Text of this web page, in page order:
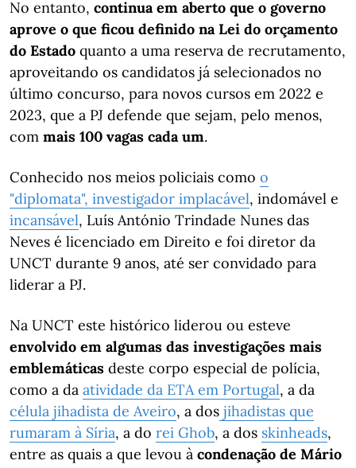
No entanto, continua em aberto que o governo
aprove o que ficou definido na Lei do orçamento
do Estado quanto a uma reserva de recrutamento,
aproveitando os candidatos já selecionados no
último concurso, para novos cursos em 2022 e
2023, que a PJ defende que sejam, pelo menos,
com mais 100 vagas cada um.
Conhecido nos meios policiais como o
"diplomata", investigador implacável, indomável e
incansável, Luís António Trindade Nunes das
Neves é licenciado em Direito e foi diretor da
UNCT durante 9 anos, até ser convidado para
liderar a PJ.
Na UNCT este histórico liderou ou esteve
envolvido em algumas das investigações mais
emblemáticas deste corpo especial de polícia,
como a da atividade da ETA em Portugal, a da
célula jihadista de Aveiro, a dos jihadistas que
rumaram à Síria, a do rei Ghob, a dos skinheads,
entre as quais a que levou à condenação de Mário